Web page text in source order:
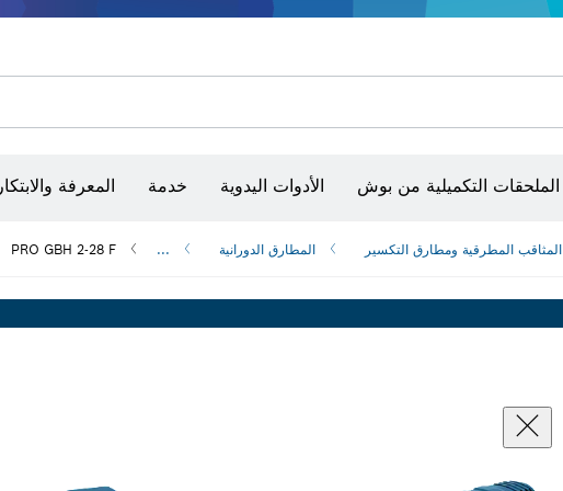
الملحقات التكميلية من بوش الأدوات اليدوية خدمة المعرفة والابتكار
المثاقب المطرقية ومطارق التكسير المطارق الدورانية ...
PRO GBH 2-28 F